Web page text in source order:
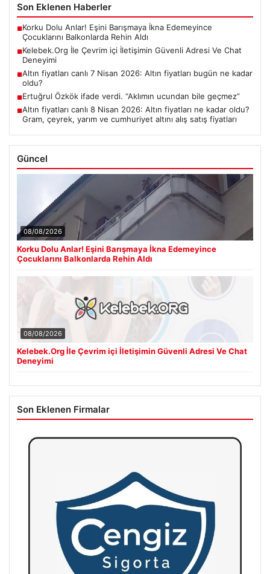
Son Eklenen Haberler
■Korku Dolu Anlar! Eşini Barışmaya İkna Edemeyince
Çocuklarını Balkonlarda Rehin Aldı
■Kelebek.Org İle Çevrim içi İletişimin Güvenli Adresi Ve Chat
Deneyimi
■Altın fiyatları canlı 7 Nisan 2026: Altın fiyatları bugün ne kadar
oldu?
■Ertuğrul Özkök ifade verdi. “Aklımın ucundan bile geçmez”
■Altın fiyatları canlı 8 Nisan 2026: Altın fiyatları ne kadar oldu?
Gram, çeyrek, yarım ve cumhuriyet altını alış satış fiyatları
Güncel
08/08/2026
Korku Dolu Anlar! Eşini Barışmaya İkna Edemeyince
Çocuklarını Balkonlarda Rehin Aldı
08/08/2026
Kelebek.Org İle Çevrim içi İletişimin Güvenli Adresi Ve Chat
Deneyimi
Son Eklenen Firmalar